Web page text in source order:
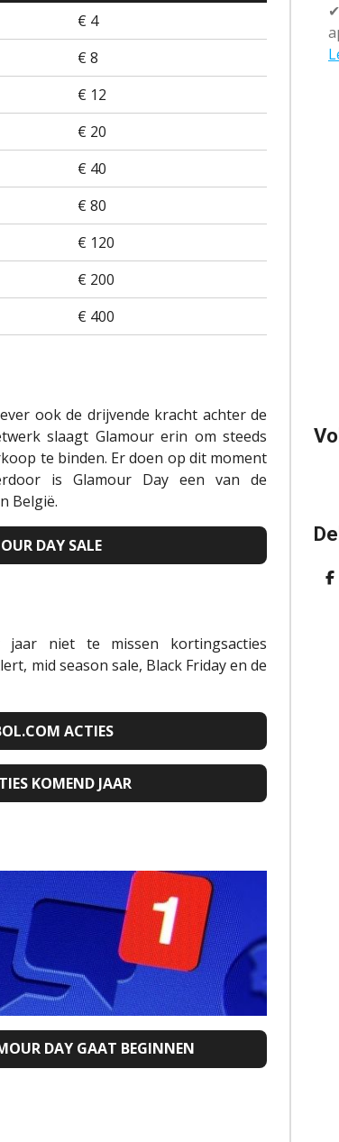
€ 4
€ 8
€ 12
€ 20
€ 40
€ 80
€ 120
€ 200
€ 400
ook de drijvende kracht achter de
slaagt Glamour erin om steeds
te binden. Er doen op dit moment
is Glamour Day een van de
België.
DAY SALE
niet te missen kortingsacties
mid season sale, Black Friday en de
ACTIES
KOMEND JAAR
DAY GAAT BEGINNEN
✔
D